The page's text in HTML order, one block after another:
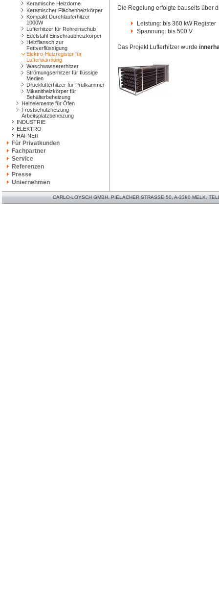
Keramische Heizdorne
Keramischer Flächenheizkörper
Kompakt Durchlauferhitzer
1000W
Lufterhitzer für Rohreinschub
Edelstahl Einschraubheizkörper
Heizflansch zur
Fettverflüssigung
Elektro-Heizregister für
Lufterwärmung
Waschwassererhitzer
Strömungserhitzer für flüssige
Medien
Drucklufterhitzer für Prüfkammer
Mikanitheizkörper für
Behälterbeheizung
Heizelemente für Öfen
Frostschutzheizung -
Arbeitsplatzbeheizung
INDUSTRIE
ELEKTRO
HAFNER
Für Privatkunden
Fachpartner
Service
Referenzen
Presse
Unternehmen
Die Regelung erfolgte bauseits über
Leistung: bis 360 kW Register
Spannung: bis 500 V
Das Projekt Lufterhitzer wurde
CARLO-LOYSCH GMBH. PIELACHER STRASSE 50, A-3390 MELK.